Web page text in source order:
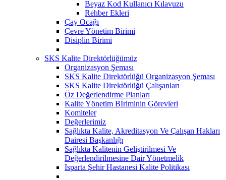
Beyaz Kod Kullanıcı Kılavuzu
Rehber Ekleri
Çay Ocağı
Çevre Yönetim Birimi
Disiplin Birimi
SKS Kalite Direktörlüğümüz
Organizasyon Şeması
SKS Kalite Direktörlüğü Organizasyon Şeması
SKS Kalite Direktörlüğü Çalışanları
Öz Değerlendirme Planları
Kalite Yönetim Bİriminin Görevleri
Komiteler
Değerlerimiz
Sağlıkta Kalite, Akreditasyon Ve Çalışan Hakları
Dairesi Başkanlığı
Sağlıkta Kalitenin Geliştirilmesi Ve
Değerlendirilmesine Dair Yönetmelik
Isparta Şehir Hastanesi Kalite Politikası